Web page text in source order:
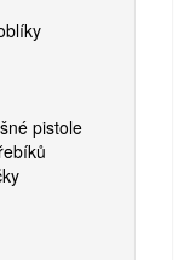
pistole